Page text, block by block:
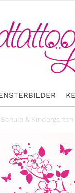
Schule & Kindergarten